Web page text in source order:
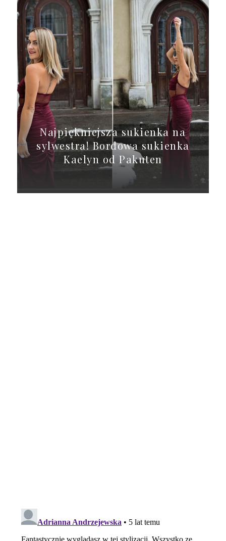
Najpiękniejsza sukienka na
sylwestra! Bordowa sukienka
Kaelyn od Pakuten